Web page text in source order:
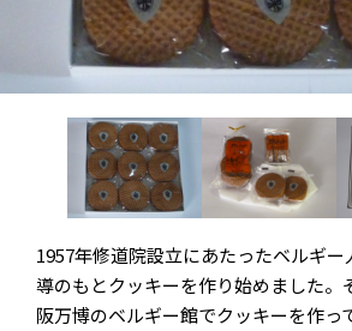
1957年修道院設立にあたったベルギ
導のもとクッキーを作り始めました。
阪万博のベルギー館でクッキーを作っ